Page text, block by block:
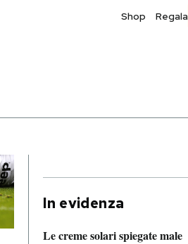
Shop Regala
In evidenza
Le creme solari spiegate male